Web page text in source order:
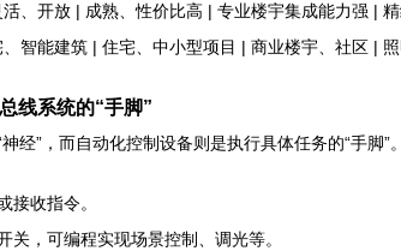
、开放 | 成熟、性价比高 | 专业楼宇集成能力强 |
智能建筑 | 住宅、中小型项目 | 商业楼宇、社区 |
线系统的“手脚”
经”，而自动化控制设备则是执行具体任务的“手脚
接收指令。
关，可编程实现场景控制、调光等。